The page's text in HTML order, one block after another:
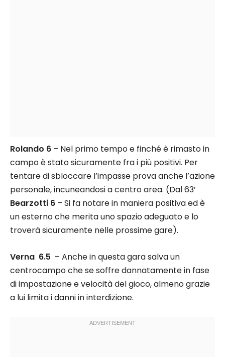
Rolando 6 – Nel primo tempo e finché è rimasto in
campo è stato sicuramente fra i più positivi. Per
tentare di sbloccare l’impasse prova anche l’azione
personale, incuneandosi a centro area. (Dal 63’
Bearzotti 6 – Si fa notare in maniera positiva ed è
un esterno che merita uno spazio adeguato e lo
troverà sicuramente nelle prossime gare).
Verna 6.5 – Anche in questa gara salva un
centrocampo che se soffre dannatamente in fase
di impostazione e velocità del gioco, almeno grazie
a lui limita i danni in interdizione.